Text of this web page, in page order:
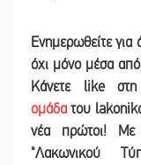
Ενημερωθείτε για
όχι μόνο μέσα
Κάνετε like στη
ομάδα του
νέα πρώτοι! Με
"Λακωνικού